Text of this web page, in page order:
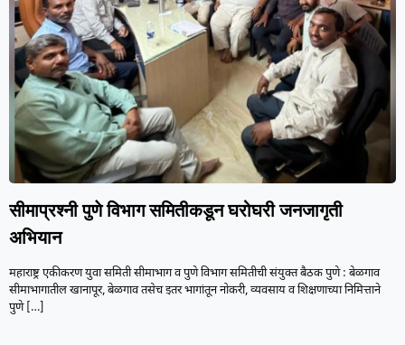
सीमाप्रश्नी पुणे विभाग समितीकडून घरोघरी जनजागृती
अभियान
महाराष्ट्र एकीकरण युवा समिती सीमाभाग व पुणे विभाग समितीची संयुक्त बैठक पुणे : बेळगाव
सीमाभागातील खानापूर, बेळगाव तसेच इतर भागांतून नोकरी, व्यवसाय व शिक्षणाच्या निमित्ताने
पुणे[…]